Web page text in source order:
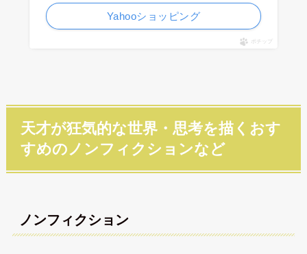
Yahooショッピング
ポチップ
天才が狂気的な世界・思考を描くおす
すめのノンフィクションなど
ノンフィクション